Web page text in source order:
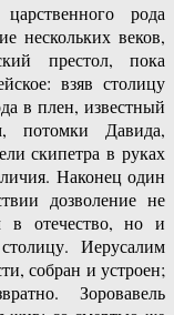
рода
нескольких веков,
престол, пока
взяв столицу
в плен, известный
потомки Давида,
скипетра в руках
Наконец один
дозволение не
в отечество, но и
Иерусалим
собран и устроен;
Зоровавель